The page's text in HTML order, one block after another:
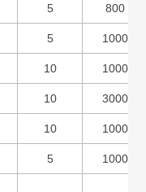
5 800
5 1000
10 1000
10 3000
10 1000
5 1000